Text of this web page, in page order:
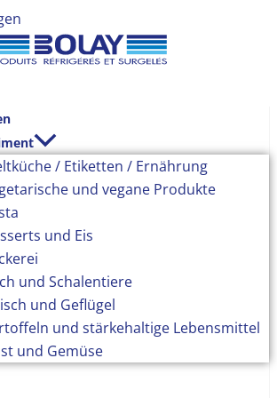
/ Etiketten / Ernährung
und vegane Produkte
und Eis
und Schalentiere
und Geflügel
und stärkehaltige Lebensmittel
und Gemüse